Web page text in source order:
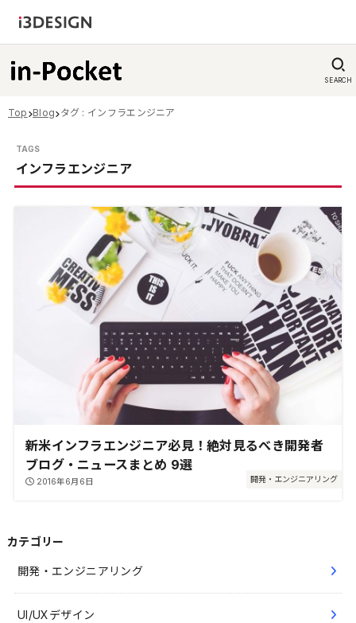
SEARCH
Top Blog タグ : インフラエンジニア
インフラエンジニア
開発・エンジニアリング
新米インフラエンジニア必見！絶対見るべき開発者
ブログ・ニュースまとめ 9選
2016年6月6日
カテゴリー
開発・エンジニアリング
UI/UXデザイン